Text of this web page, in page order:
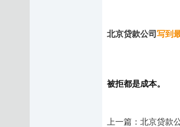
北京贷款公司 写到
被拒都是成本。
上一篇： 北京贷款